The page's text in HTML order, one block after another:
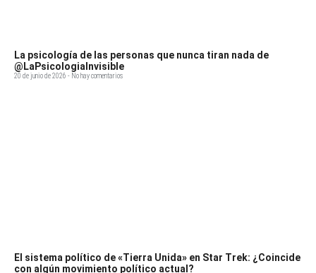
La psicología de las personas que nunca tiran nada de
@LaPsicologiaInvisible
20 de junio de 2026 No hay comentarios
El sistema político de «Tierra Unida» en Star Trek: ¿Coincide
con algún movimiento político actual?